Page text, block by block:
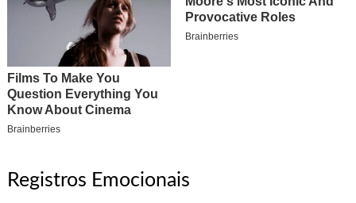
Registros Emocionais